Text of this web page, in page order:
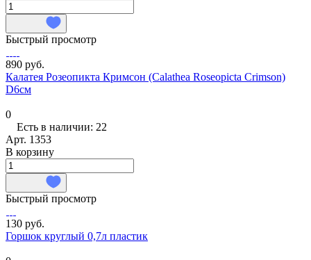
Быстрый просмотр
890 руб.
Калатея Розеопикта Кримсон (Calathea Roseopicta Crimson)
D6см
0
Есть в наличии: 22
Арт. 1353
В корзину
Быстрый просмотр
130 руб.
Горшок круглый 0,7л пластик